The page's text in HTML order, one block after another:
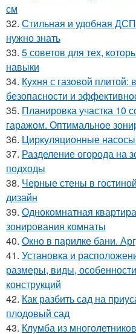
см
32. Стильная и удобная
нужно знать
33. 5 советов для тех,
навыки
34. Кухня с газовой плитой:
безопасности и
35. Планировка участка 10
гаражом. Оптимальное
36. Циркуляционные
37. Разделение огорода на
подходы
38. Черные стены в
дизайн
39. Однокомнатная
зонирования комнаты
40. Окно в парилке бани.
41. Установка и
размеры, виды,
конструкций
42. Как разбить сад на
плодовый сад
43. Клумба из